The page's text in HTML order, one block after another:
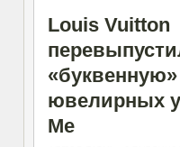
Louis Vuitton
ювелирных
Me